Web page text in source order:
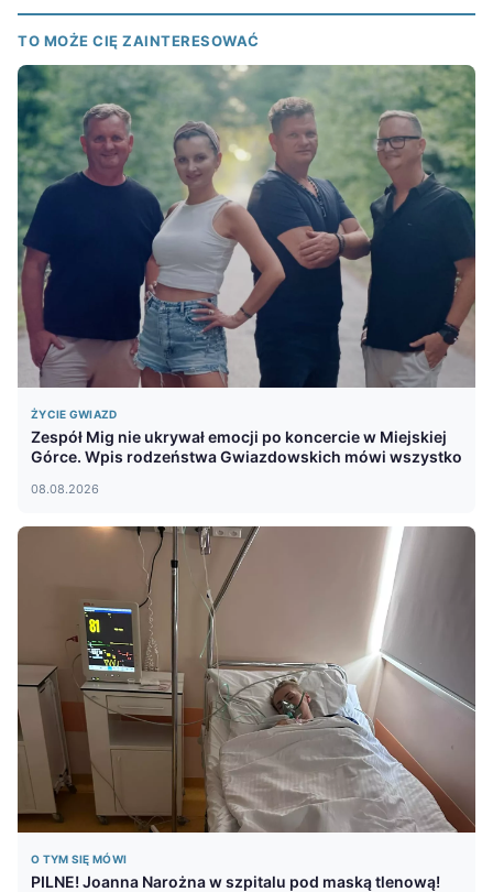
TO MOŻE CIĘ ZAINTERESOWAĆ
ŻYCIE GWIAZD
Zespół Mig nie ukrywał emocji po koncercie w Miejskiej
Górce. Wpis rodzeństwa Gwiazdowskich mówi wszystko
08.08.2026
O TYM SIĘ MÓWI
PILNE! Joanna Narożna w szpitalu pod maską tlenową!